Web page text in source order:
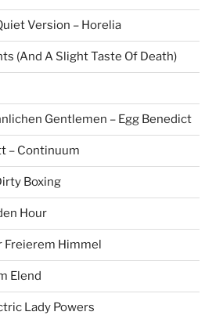
Version – Horelia
(And A Slight Taste Of Death)
Gentlemen – Egg Benedict
– Continuum
Boxing
Hour
Freierem Himmel
Elend
Lady Powers